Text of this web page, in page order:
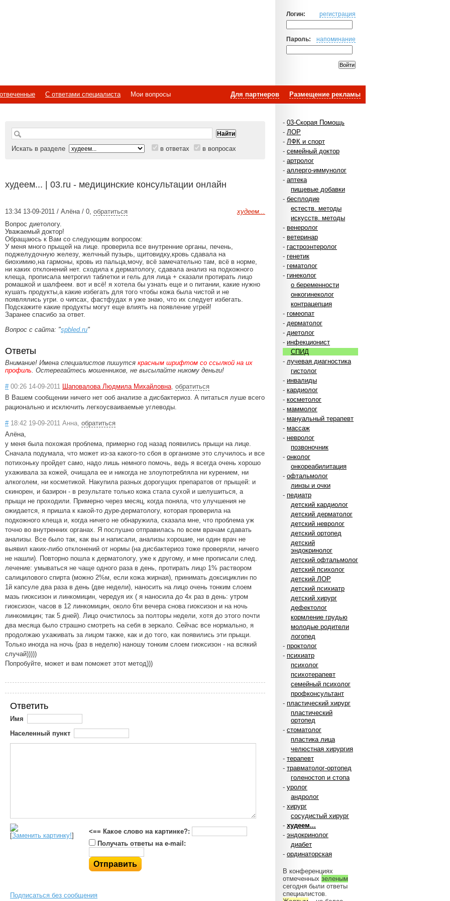
Логин: регистрация
Пароль: напоминание
Размещение рекламы
Для партнеров
С ответами специалиста
Мои вопросы
- 03-Скорая Помощь
- ЛОР
- ЛФК и спорт
- семейный доктор
- артролог
- аллерго-иммунолог
- аптека
пищевые добавки
- бесплодие
естеств. методы
искусств. методы
- венеролог
- ветеринар
- гастроэнтеролог
- генетик
- гематолог
- гинеколог
о беременности
онкогинеколог
контрацепция
- гомеопат
- дерматолог
- диетолог
- инфекционист
СПИД
- лучевая диагностика
гистолог
- инвалиды
- кардиолог
- косметолог
- маммолог
- мануальный терапевт
- массаж
- невролог
позвоночник
- онколог
онкореабилитация
- офтальмолог
линзы и очки
- педиатр
детский кардиолог
детский дерматолог
детский невролог
детский ортопед
детский
эндокринолог
детский офтальмолог
детский психолог
детский ЛОР
детский психиатр
детский хирург
дефектолог
кормление грудью
молодые родители
логопед
- проктолог
- психиатр
психолог
психотерапевт
семейный психолог
профконсультант
- пластический хирург
пластический
ортопед
- стоматолог
пластика лица
челюстная хирургия
- терапевт
- травматолог-ортопед
голеностоп и стопа
- уролог
андролог
- хирург
сосудистый хирург
- худеем...
- эндокринолог
диабет
- ординаторская
В конференциях
отмеченных зеленым
сегодня были ответы
специалистов.
Искать в разделе в ответах в вопросах
худеем... | 03.ru - медицинские консультации онлайн
худеем...
13:34 13-09-2011 / Алёна / 0, обратиться
Вопрос диетологу.
Уважаемый доктор!
Обращаюсь к Вам со следующим вопросом:
У меня много прыщей на лице. проверила все внутренние органы, печень,
поджелудочную железу, желчный пузырь, щитовидку,кровь сдавала на
биохимию,на гармоны, кровь из пальца,мочу, всё замечательно там, всё в норме,
ни каких отклонений нет. сходила к дерматологу, сдавала анализ на подкожного
клеща, прописала метрогил таблетки и гель для лица + сказали протирать лицо
ромашкой и шалфеем. вот и всё! я хотела бы узнать еще и о питании, какие нужно
кушать продукты,а какие избегать для того чтобы кожа была чистой и не
появлялись угри. о чипсах, фастфудах я уже знаю, что их следует избегать.
Подскажите какие продукты могут еще влиять на появление угрей!
Заранее спасибо за ответ.
Вопрос с сайта: "spbled.ru"
Ответы
Внимание! Имена специалистов пишутся красным шрифтом со ссылкой на их
профиль. Остерегайтесь мошенников, не высылайте никому деньги!
#00:26 14-09-2011 Шаповалова Людмила Михайловна, обратиться
В Вашем сообщении ничего нет ооб анализе а дисбактериоз. А питаться луше всего
рационально и исключить легкоусваиваемые углеводы.
#18:42 19-09-2011 Анна, обратиться
Алёна,
у меня была похожая проблема, примерно год назад появились прыщи на лице.
Сначала подумала, что может из-за какого-то сбоя в организме это случилось и все
потихоньку пройдет само, надо лишь немного помочь, ведь я всегда очень хорошо
ухаживала за кожей, очищала ее и никогда не злоупотребляла ни курением, ни
алкоголем, ни косметикой. Накупила разных дорогущих препаратов от прыщей: и
скинорен, и базирон - в результате только кожа стала сухой и шелушиться, а
прыщи не проходили. Примерно через месяц, когда поняла, что улучшения не
ожидается, я пришла к какой-то дуре-дерматологу, которая проверила на
подкожного клеща и, когда ничего не обнаружила, сказала мне, что проблема уж
точно во внутренних органах. Я послушно отправилась по всем врачам сдавать
анализы. Все было так, как вы и написали, анализы хорошие, ни один врач не
выявил каких-либо отклонений от нормы (на дисбактериоз тоже проверяли, ничего
не нашли). Повторно пошла к дерматологу, уже к другому, и мне прописали след.
лечение: умываться не чаще одного раза в день, протирать лицо 1% раствором
салицилового спирта (можно 2%м, если кожа жирная), принимать доксициклин по
1й капсуле два раза в день (две недели), наносить на лицо очень тонким слоем
мазь гиоксизон и линкомицин, чередуя их ( я наносила до 4х раз в день: утром
гиоксизон, часов в 12 линкомицин, около 6ти вечера снова гиоксизон и на ночь
линкомицин; так 5 дней). Лицо очистилось за полторы недели, хотя до этого почти
два месяца было страшно смотреть на себя в зеркало. Сейчас все нормально, я
продолжаю ухаживать за лицом также, как и до того, как появились эти прыщи.
Только иногда на ночь (раз в неделю) наношу тонким слоем гиоксизон - на всякий
случай)))))
Попробуйте, может и вам поможет этот метод)))
Ответить
Имя
Населенный пункт
[Заменить картинку!]
<== Какое слово на картинке?:
Получать ответы на e-mail:
Подписаться без сообщения